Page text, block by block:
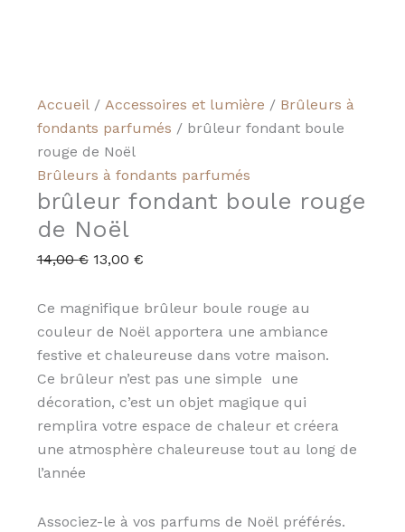
Accueil/ Accessoires et lumière / Brûleurs à
fondants parfumés / brûleur fondant boule
rouge de Noël
Brûleurs à fondants parfumés
brûleur fondant boule rouge
de Noël
14,00€ 13,00 €
Ce magnifique brûleur boule rouge au
couleur de Noël apportera une ambiance
festive et chaleureuse dans votre maison.
Ce brûleur n’est pas une simple une
décoration, c’est un objet magique qui
remplira votre espace de chaleur et créera
une atmosphère chaleureuse tout au long de
l’année
Associez-le à vos parfums de Noël préférés.